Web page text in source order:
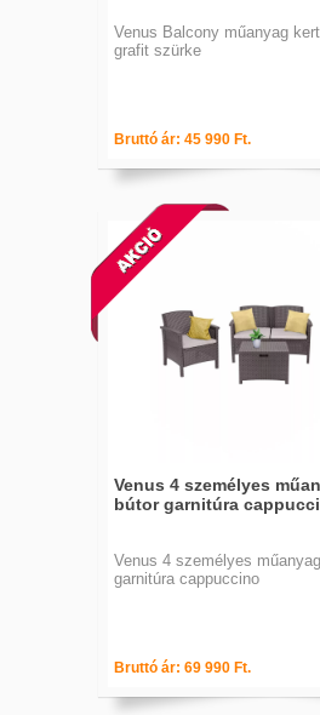
Venus Balcony műanyag
grafit szürke
Bruttó ár: 45 990 Ft.
Venus 4 személyes
bútor garnitúra
Venus 4 személyes
garnitúra cappuccino
Bruttó ár: 69 990 Ft.